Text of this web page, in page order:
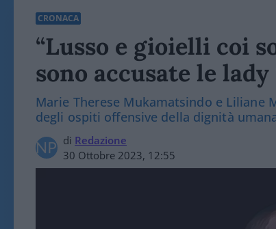
CRONACA
“Lusso e gioielli coi
sono accusate le
Marie Therese Mukamatsindo e
degli ospiti offensive della dignità
di Redazione
30 Ottobre 2023, 12:55